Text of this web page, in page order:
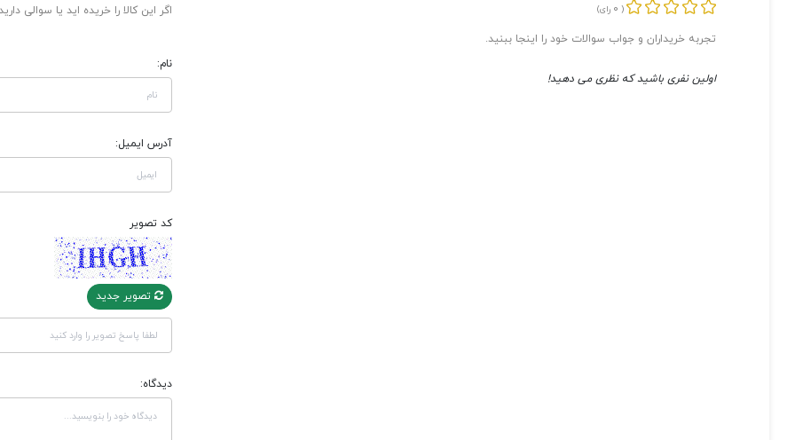
(
0 رای)
تجربه خریداران و جواب سوالات خود را اینجا ببنید.
اولین نفری باشید که نظری می دهید!
اگر این کالا را خریده اید یا سوالی
نام:
آدرس ایمیل:
کد تصویر
تصویر جدید
دیدگاه: